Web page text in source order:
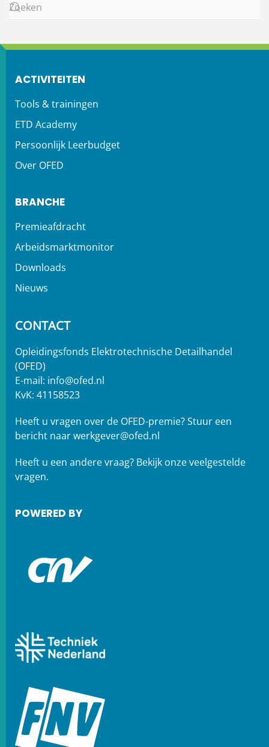
ACTIVITEITEN
Tools & trainingen
ETD Academy
Persoonlijk Leerbudget
Over OFED
BRANCHE
Premieafdracht
Arbeidsmarktmonitor
Downloads
Nieuws
CONTACT
Opleidingsfonds Elektrotechnische Detailhandel
(OFED)
E-mail: info@ofed.nl
KvK: 41158523
Heeft u vragen over de OFED-premie? Stuur een
bericht naarwerkgever@ofed.nl
Heeft u een andere vraag? Bekijk onze veelgestelde
vragen.
POWERED BY